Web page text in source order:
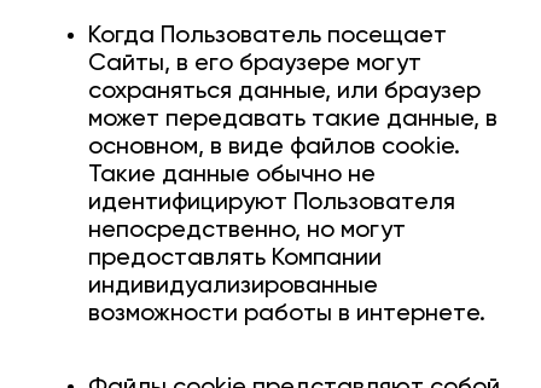
Когда Пользователь посещает
Сайты, в его браузере могут
сохраняться данные, или браузер
может передавать такие данные, в
основном, в виде файлов cookie.
Такие данные обычно не
идентифицируют Пользователя
непосредственно, но могут
предоставлять Компании
индивидуализированные
возможности работы в интернете.